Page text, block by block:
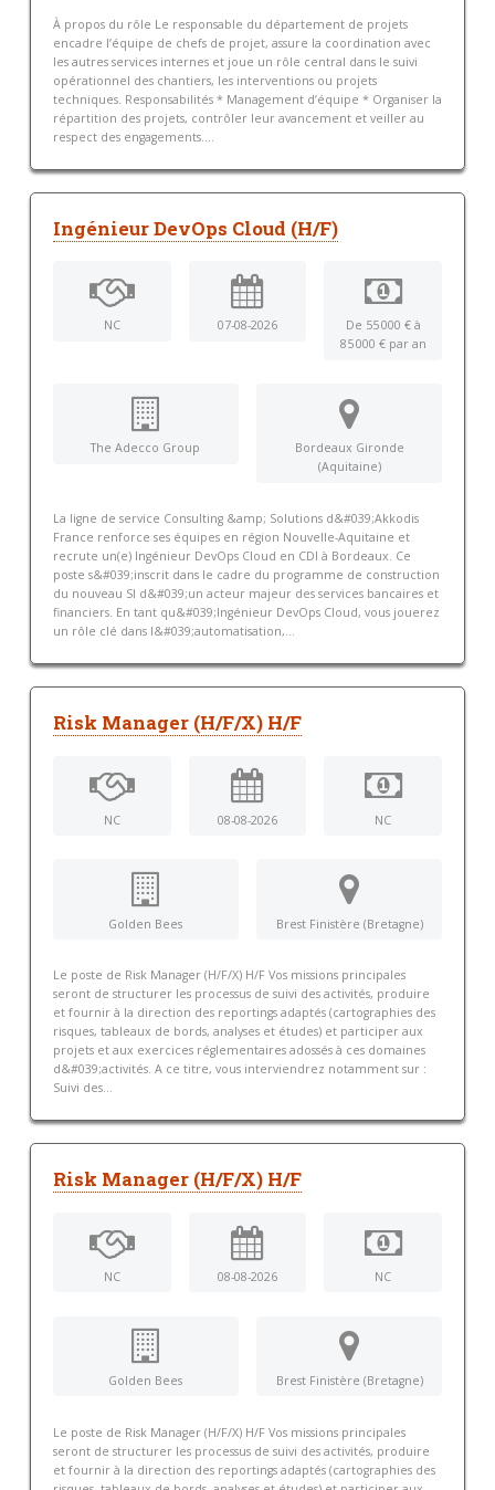
À propos du rôle Le responsable du département de projets
encadre l’équipe de chefs de projet, assure la coordination avec
les autres services internes et joue un rôle central dans le suivi
opérationnel des chantiers, les interventions ou projets
techniques. Responsabilités * Management d’équipe * Organiser la
répartition des projets, contrôler leur avancement et veiller au
respect des engagements....
Ingénieur DevOps Cloud (H/F)
NC 07-08-2026
De 55 000 € à
85 000 € par an
The Adecco Group
Bordeaux Gironde
(Aquitaine)
La ligne de service Consulting &amp; Solutions d&#039;Akkodis
France renforce ses équipes en région Nouvelle-Aquitaine et
recrute un(e) Ingénieur DevOps Cloud en CDI à Bordeaux. Ce
poste s&#039;inscrit dans le cadre du programme de construction
du nouveau SI d&#039;un acteur majeur des services bancaires et
financiers. En tant qu&#039;Ingénieur DevOps Cloud, vous jouerez
un rôle clé dans l&#039;automatisation,...
Risk Manager (H/F/X) H/F
NC 08-08-2026 NC
Golden Bees Brest Finistère (Bretagne)
Le poste de Risk Manager (H/F/X) H/F Vos missions principales
seront de structurer les processus de suivi des activités, produire
et fournir à la direction des reportings adaptés (cartographies des
risques, tableaux de bords, analyses et études) et participer aux
projets et aux exercices réglementaires adossés à ces domaines
d&#039;activités. A ce titre, vous interviendrez notamment sur :
Suivi des...
Risk Manager (H/F/X) H/F
NC 08-08-2026 NC
Golden Bees Brest Finistère (Bretagne)
Le poste de Risk Manager (H/F/X) H/F Vos missions principales
seront de structurer les processus de suivi des activités, produire
et fournir à la direction des reportings adaptés (cartographies des